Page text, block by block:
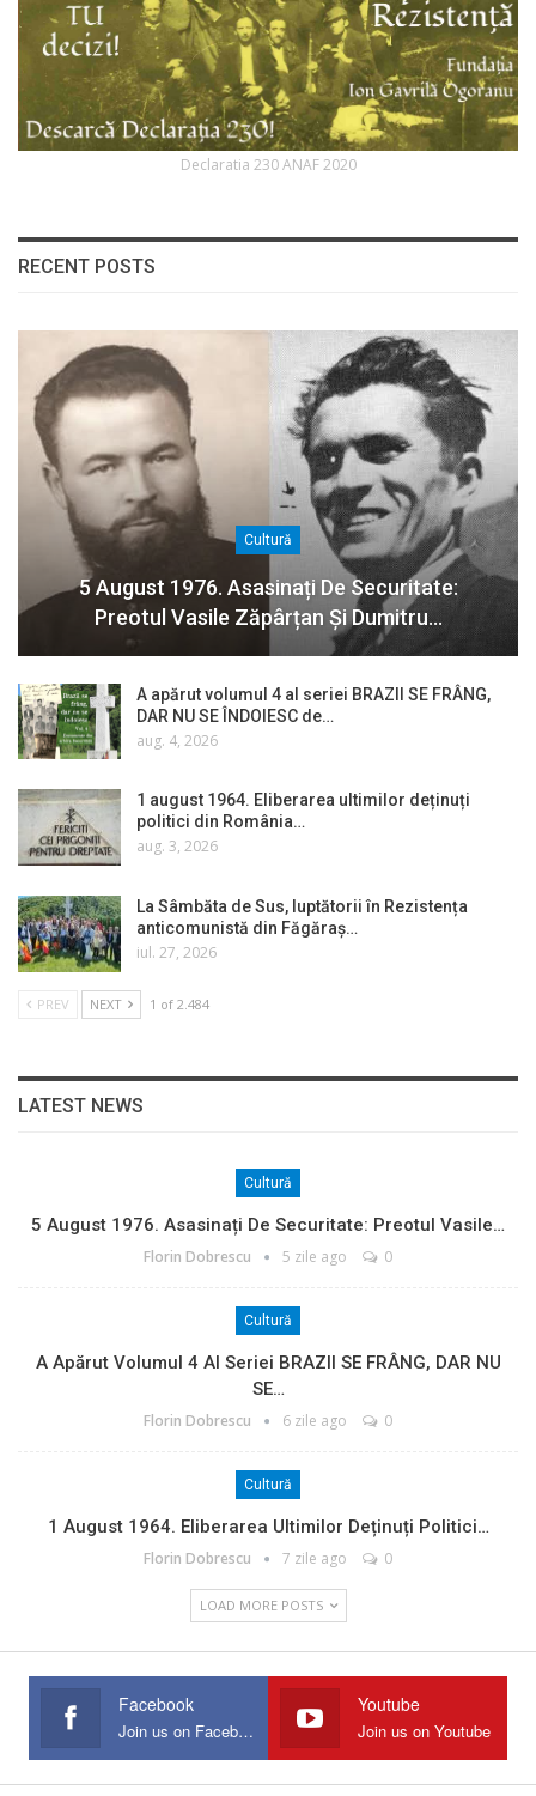
Declaratia 230 ANAF 2020
RECENT POSTS
Cultură
5 August 1976. Asasinați De Securitate:
Preotul Vasile Zăpârțan Și Dumitru…
A apărut volumul 4 al seriei BRAZII SE FRÂNG,
DAR NU SE ÎNDOIESC de…
aug. 4, 2026
1 august 1964. Eliberarea ultimilor deținuți
politici din România…
aug. 3, 2026
La Sâmbăta de Sus, luptătorii în Rezistența
anticomunistă din Făgăraș…
iul. 27, 2026
PREV NEXT 1 of 2.484
LATEST NEWS
Cultură
5 August 1976. Asasinați De Securitate: Preotul Vasile…
Florin Dobrescu 5 zile ago 0
Cultură
A Apărut Volumul 4 Al Seriei BRAZII SE FRÂNG, DAR NU
SE…
Florin Dobrescu 6 zile ago 0
Cultură
1 August 1964. Eliberarea Ultimilor Deținuți Politici…
Florin Dobrescu 7 zile ago 0
LOAD MORE POSTS
Facebook
Join us on Facebook
Youtube
Join us on Youtube